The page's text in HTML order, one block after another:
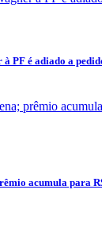
PF é adiado a
acumula para